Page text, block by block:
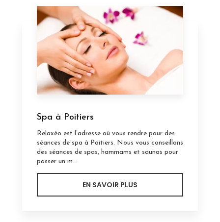
Spa à Poitiers
Relaxéo est l’adresse où vous rendre pour des
séances de spa à Poitiers. Nous vous conseillons
des séances de spas, hammams et saunas pour
passer un m...
EN SAVOIR PLUS